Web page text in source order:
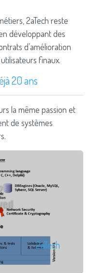
2aTech reste
développant des
d’amélioration
finaux.
20 ans
la même passion et
de systèmes
2aTech